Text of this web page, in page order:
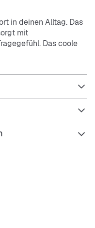
in deinen Alltag. Das
mit
Das coole
zum Hingucker.